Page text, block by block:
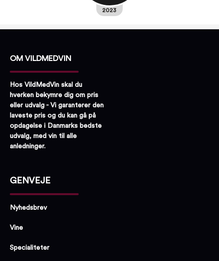
2023
OM VILDMEDVIN
Hos VildMedVin skal du
hverken bekymre dig om pris
eller udvalg - Vi garanterer den
laveste pris og du kan gå på
opdagelse i Danmarks bedste
udvalg, med vin til alle
anledninger.
GENVEJE
Nyhedsbrev
Vine
Specialiteter